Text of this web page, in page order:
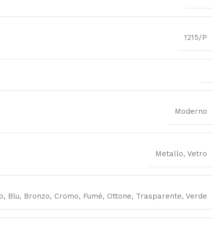
1215/P
Moderno
Metallo, Vetro
Blu, Bronzo, Cromo, Fumé, Ottone, Trasparente, Verde